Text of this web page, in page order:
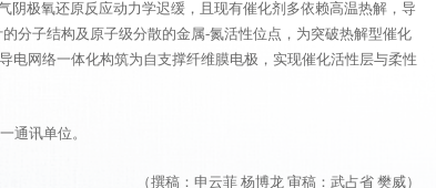
极氧还原反应动力学迟缓，且现有催化剂多依赖高温热解，导
分子结构及原子级分散的金属-氮活性位点，为突破热解型催化
电网络一体化构筑为自支撑纤维膜电极，实现催化活性层与柔性
通讯单位。
（撰稿：申云菲 杨博龙 审稿：武占省 樊威）